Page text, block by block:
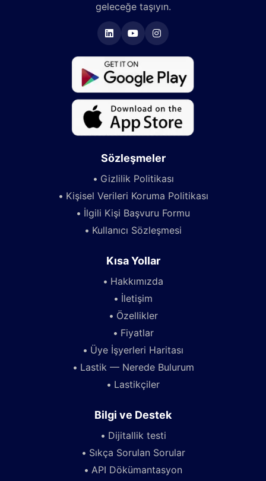
geleceğe taşıyın.
Sözleşmeler
Gizlilik Politikası
Kişisel Verileri Koruma Politikası
İlgili Kişi Başvuru Formu
Kullanıcı Sözleşmesi
Kısa Yollar
Hakkımızda
İletişim
Özellikler
Fiyatlar
Üye İşyerleri Haritası
Lastik — Nerede Bulurum
Lastikçiler
Bilgi ve Destek
Dijitallik testi
Sıkça Sorulan Sorular
API Dökümantasyon